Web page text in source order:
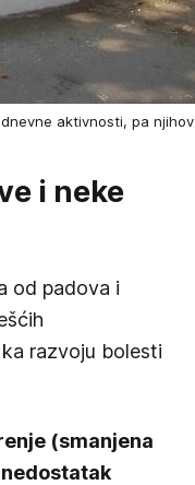
aktivnosti, pa njihov
i neke
od padova i
razvoju bolesti
(smanjena